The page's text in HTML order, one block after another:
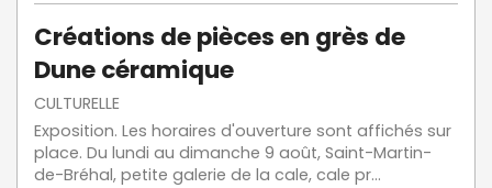
Créations de pièces en grès de
Dune céramique
CULTURELLE
Exposition. Les horaires d'ouverture sont affichés sur
place. Du lundi au dimanche 9 août, Saint-Martin-
de-Bréhal, petite galerie de la cale, cale pr...